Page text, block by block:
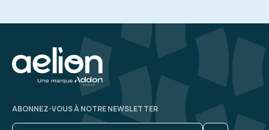
ABONNEZ-VOUS À NOTRE NEWSLETTER